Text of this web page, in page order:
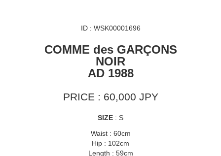
ID : WSK00001696
COMME des GARÇONS
NOIR
AD 1988
PRICE : 60,000 JPY
SIZE : S
Waist : 60cm
Hip : 102cm
Length : 59cm